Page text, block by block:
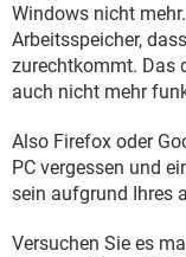
Windows nicht
Arbeitsspeicher,
zurechtkommt. Das
auch nicht mehr
Also Firefox oder
PC vergessen und
sein aufgrund Ihres
Versuchen Sie es